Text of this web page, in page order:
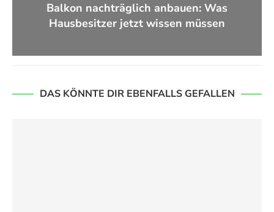
Balkon nachträglich anbauen: Was
Hausbesitzer jetzt wissen müssen
DAS KÖNNTE DIR EBENFALLS GEFALLEN